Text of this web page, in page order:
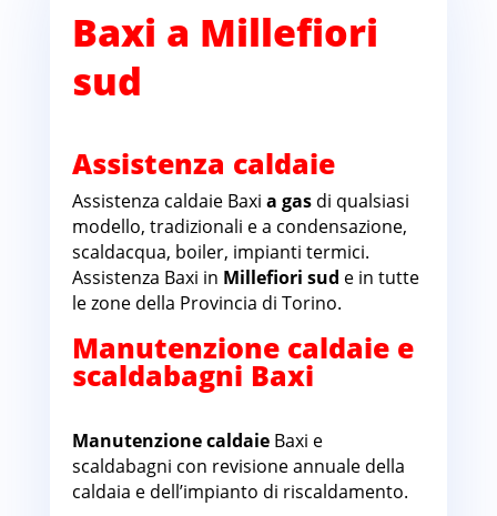
Baxi a Millefiori
sud
Assistenza caldaie
Assistenza caldaie Baxi a gasdi qualsiasi
modello, tradizionali e a condensazione,
scaldacqua, boiler, impianti termici.
Assistenza Baxi in Millefiori sud e in tutte
le zone della Provincia di Torino.
Manutenzione caldaie e
scaldabagni Baxi
Millefiori sud
Manutenzione caldaieBaxi e
scaldabagni con revisione annuale della
caldaia e dell’impianto di riscaldamento.